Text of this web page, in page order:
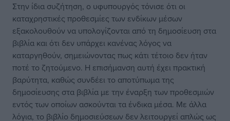
Στην ίδια συζήτηση, ο υφυπουργός τόνισε ότι οι
καταχρηστικές προθεσμίες των ενδίκων μέσων
εξακολουθούν να υπολογίζονται από τη δημοσίευση στα
βιβλία και ότι δεν υπάρχει κανένας λόγος να
καταργηθούν, σημειώνοντας πως κάτι τέτοιο δεν ήταν
ποτέ το ζητούμενο. Η επισήμανση αυτή έχει πρακτική
βαρύτητα, καθώς συνδέει το αποτύπωμα της
δημοσίευσης στα βιβλία με την έναρξη των προθεσμιών
εντός των οποίων ασκούνται τα ένδικα μέσα. Με άλλα
λόγια, το βιβλίο δημοσιεύσεων δεν λειτουργεί απλώς ως